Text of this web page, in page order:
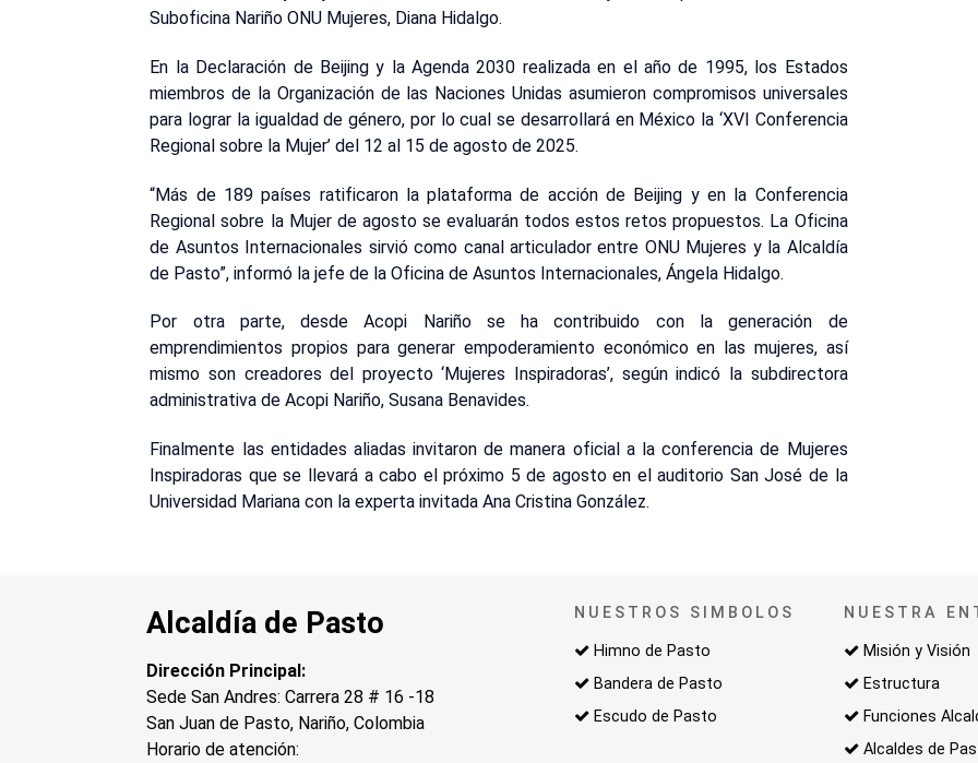
Suboficina Nariño ONU Mujeres, Diana Hidalgo.
En la Declaración de Beijing y la Agenda 2030 realizada en el año de 1995, los Estados
miembros de la Organización de las Naciones Unidas asumieron compromisos universales
para lograr la igualdad de género, por lo cual se desarrollará en México la ‘XVI Conferencia
Regional sobre la Mujer’ del 12 al 15 de agosto de 2025.
“Más de 189 países ratificaron la plataforma de acción de Beijing y en la Conferencia
Regional sobre la Mujer de agosto se evaluarán todos estos retos propuestos. La Oficina
de Asuntos Internacionales sirvió como canal articulador entre ONU Mujeres y la Alcaldía
de Pasto”, informó la jefe de la Oficina de Asuntos Internacionales, Ángela Hidalgo.
Por otra parte, desde Acopi Nariño se ha contribuido con la generación de
emprendimientos propios para generar empoderamiento económico en las mujeres, así
mismo son creadores del proyecto ‘Mujeres Inspiradoras’, según indicó la subdirectora
administrativa de Acopi Nariño, Susana Benavides.
Finalmente las entidades aliadas invitaron de manera oficial a la conferencia de Mujeres
Inspiradoras que se llevará a cabo el próximo 5 de agosto en el auditorio San José de la
Universidad Mariana con la experta invitada Ana Cristina González.
Alcaldía de Pasto
Dirección Principal:
Sede San Andres: Carrera 28 # 16 -18
San Juan de Pasto, Nariño, Colombia
Horario de atención:
NUESTROS SIMBOLOS
Himno de Pasto
Bandera de Pasto
Escudo de Pasto
NUESTRA
Misión y Visión
Estructura
Funciones
Alcaldes de